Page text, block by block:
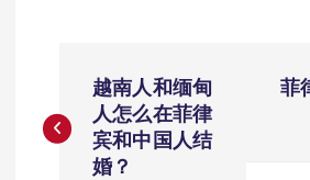
章
越南人和缅甸
人怎么在菲律
宾和中国人结
婚？
菲